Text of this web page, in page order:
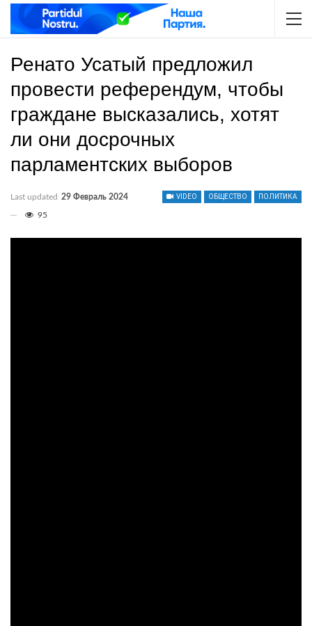
Ренато Усатый предложил
провести референдум, чтобы
граждане высказались, хотят
ли они досрочных
парламентских выборов
VIDEO ОБЩЕСТВО ПОЛИТИКА
Last updated 29 Февраль 2024
95